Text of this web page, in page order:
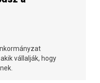
vállalják, hogy